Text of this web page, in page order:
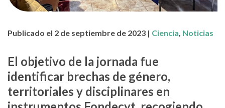
Publicado el 2 de septiembre de 2023 | Ciencia, Noticias
El objetivo de la jornada fue
identificar brechas de género,
territoriales y disciplinares en